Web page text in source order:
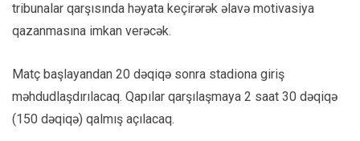
tribunalar qarşısında həyata keçirərək əlavə motivasiya
qazanmasına imkan verəcək.
Matç başlayandan 20 dəqiqə sonra stadiona giriş
məhdudlaşdırılacaq. Qapılar qarşılaşmaya 2 saat 30 dəqiqə
(150 dəqiqə) qalmış açılacaq.